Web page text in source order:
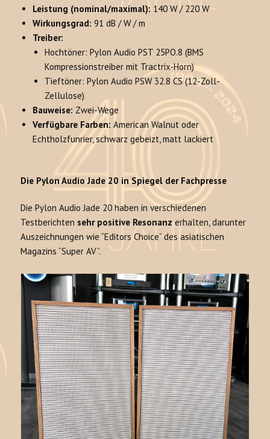
Leistung (nominal/maximal):140 W / 220 W
Wirkungsgrad: 91 dB / W / m
Treiber:
Hochtöner: Pylon Audio PST 25PO.8 (BMS
Kompressionstreiber mit Tractrix-Horn)
Tieftöner: Pylon Audio PSW 32.8 CS (12-Zoll-
Zellulose)
Bauweise: Zwei-Wege
Verfügbare Farben: American Walnut oder
Echtholzfunrier, schwarz gebeizt, matt lackiert
Die Pylon Audio Jade 20 in Spiegel der Fachpresse
Die Pylon Audio Jade 20 haben in verschiedenen
Testberichten sehr positive Resonanzerhalten, darunter
Auszeichnungen wie “Editors Choice” des asiatischen
Magazins “Super AV”.